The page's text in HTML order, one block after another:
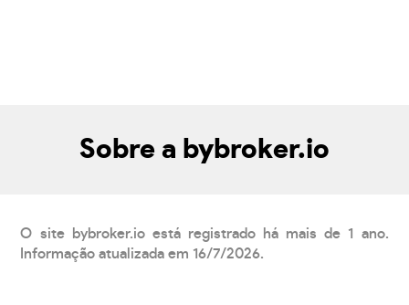
Sobre a bybroker.io
O site bybroker.io está registrado há mais de 1 ano.
Informação atualizada em 16/7/2026.